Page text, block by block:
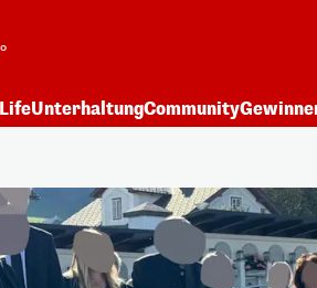
LifeUnterhaltungCommunity